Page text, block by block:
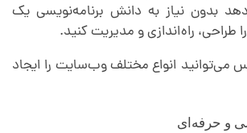
بدون نیاز به دانش برنامه‌نویسی یک
طراحی، راه‌اندازی و مدیریت کنید.
می‌توانید انواع مختلف وب‌سایت را ایجاد
و حرفه‌ای